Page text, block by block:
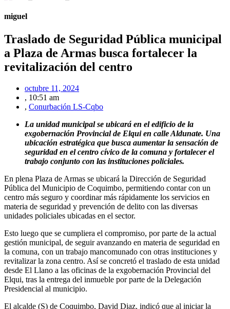
miguel
Traslado de Seguridad Pública municipal
a Plaza de Armas busca fortalecer la
revitalización del centro
octubre 11, 2024
, 10:51 am
, Conurbación LS-Cqbo
La unidad municipal se ubicará en el edificio de la
exgobernación Provincial de Elqui en calle Aldunate. Una
ubicación estratégica que busca aumentar la sensación de
seguridad en el centro cívico de la comuna y fortalecer el
trabajo conjunto con las instituciones policiales.
En plena Plaza de Armas se ubicará la Dirección de Seguridad
Pública del Municipio de Coquimbo, permitiendo contar con un
centro más seguro y coordinar más rápidamente los servicios en
materia de seguridad y prevención de delito con las diversas
unidades policiales ubicadas en el sector.
Esto luego que se cumpliera el compromiso, por parte de la actual
gestión municipal, de seguir avanzando en materia de seguridad en
la comuna, con un trabajo mancomunado con otras instituciones y
revitalizar la zona centro. Así se concretó el traslado de esta unidad
desde El Llano a las oficinas de la exgobernación Provincial del
Elqui, tras la entrega del inmueble por parte de la Delegación
Presidencial al municipio.
El alcalde (S) de Coquimbo, David Diaz, indicó que al iniciar la